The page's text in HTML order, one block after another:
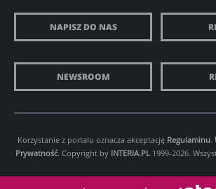
NAPISZ DO NAS
NEWSROOM
Korzystanie z portalu oznacza akceptację Regulaminu.
Prywatność. Copyright by INTERIA.PL 1999-2026.